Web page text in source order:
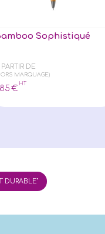
Sophistiqué
DE
MARQUAGE)
€
HT
DURABLE"